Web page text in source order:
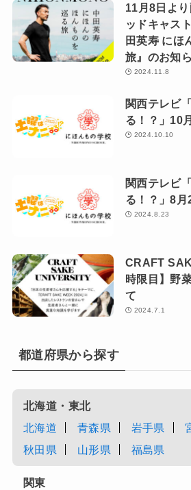
11月8日よ
ッドキャス
田英寿 にほ
旅』のお知
2024.11.8
関西テレビ
る！？」10
2024.10.10
関西テレビ
る！？」8
2024.8.23
CRAFT
時限目】野
て
2024.7.1
都道府県から探す
北海道・東北
北海道
青森県 岩手県
秋田県
山形県 福島県
関東